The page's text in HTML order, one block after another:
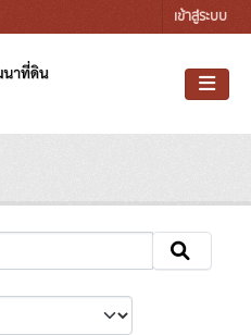
เข้าสู่ระบบ